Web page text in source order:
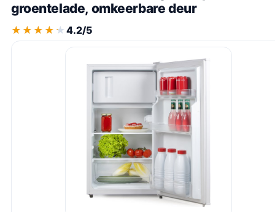
groentelade, omkeerbare deur
★★★★★
★★★★★ 4.2/5